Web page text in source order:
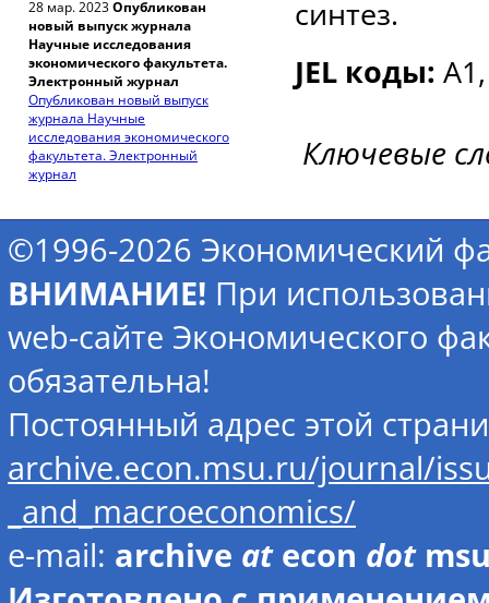
28 мар. 2023Опубликован
новый выпуск журнала
Научные исследования
экономического факультета.
Электронный журнал
Опубликован новый выпуск
журнала Научные
исследования экономического
факультета. Электронный
журнал
синтез.
JEL коды:
Ключевые
©1996-2026 Экономический
ВНИМАНИЕ! При
web-сайте Экономического
обязательна!
Постоянный адрес этой
archive.econ.msu.ru/journal/
_and_macroeconomics/
e-mail: archive atecon dot